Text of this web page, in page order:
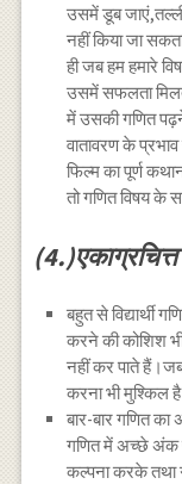
उसमें डूब
नहीं किया जा
ही जब हम हमारे
उसमें सफलता
में उसकी गणित
वातावरण के प्रभाव
फिल्म का पूर्ण
तो गणित विषय के
बहुत से
करने की कोशिश
नहीं कर पाते
करना भी मुश्किल
बार-बार गणित
गणित में अच्छे अंक
कल्पना करके